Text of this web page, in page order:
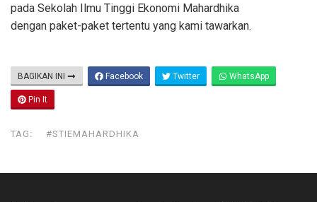
pada Sekolah Ilmu Tinggi Ekonomi Mahardhika
dengan paket-paket tertentu yang kami tawarkan.
BAGIKAN INI Facebook Twitter WhatsApp
Pin It
TAG: #STIEMAHARDHIKA